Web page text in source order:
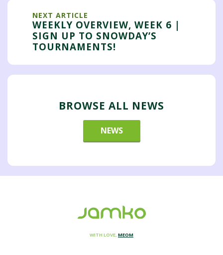
NEXT ARTICLE
WEEKLY OVERVIEW, WEEK 6 |
SIGN UP TO SNOWDAY’S
TOURNAMENTS!
BROWSE ALL NEWS
NEWS
WITH LOVE, MEOM